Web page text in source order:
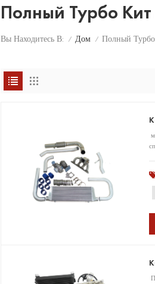
Полный Турбо Кит
Вы Находитесь В: / Дом / Полный